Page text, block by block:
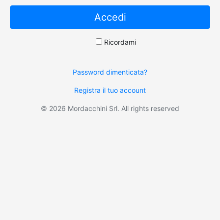
Ricordami
Password dimenticata?
Registra il tuo account
© 2026 Mordacchini Srl. All rights reserved